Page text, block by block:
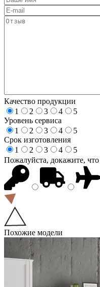
Качество продукции
1
2 3 4
5
Уровень сервиса
1
2 3 4
5
Срок изготовления
1
2 3 4
5
Пожалуйста, докажите,
Похожие модели